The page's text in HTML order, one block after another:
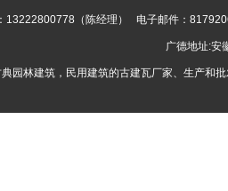
13222800778（陈经理） 电子邮件：
广德地址:
园林建筑，民用建筑的古建瓦厂家、生产和